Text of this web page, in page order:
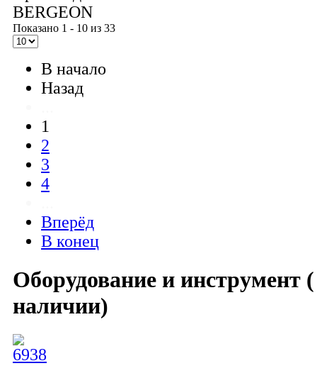
BERGEON
Показано 1 - 10 из 33
В начало
Назад
1
2
3
4
Вперёд
В конец
Оборудование и инструмент
наличии)